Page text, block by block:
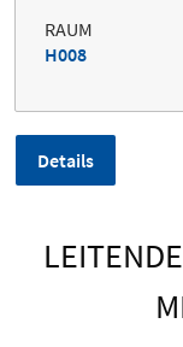
RAUM
H008
Details